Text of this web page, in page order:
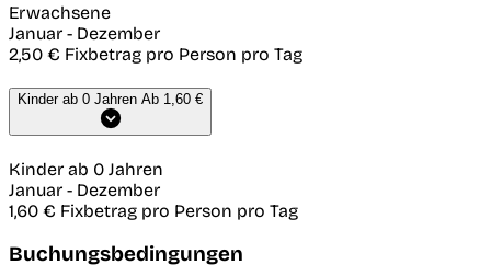
Erwachsene
Januar - Dezember
2,50 € Fixbetrag pro Person pro Tag
Kinder ab 0 Jahren Ab 1,60 €
Kinder ab 0 Jahren
Januar - Dezember
1,60 € Fixbetrag pro Person pro Tag
Buchungsbedingungen